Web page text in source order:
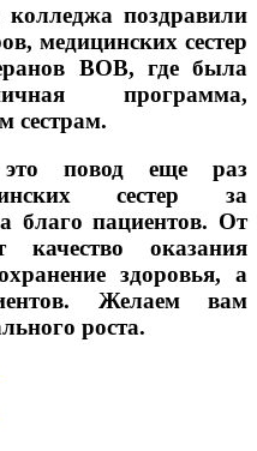
поздравили
медицинских сестер
ВОВ, где была
программа,
сестрам.
повод еще раз
сестер за
благо пациентов. От
оказания
здоровья, а
Желаем вам
роста.